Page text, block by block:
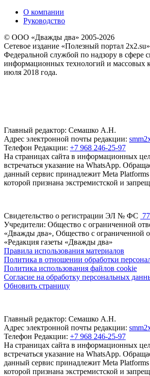
О компании
Руководство
© ООО «Дважды два» 2005-2026
Сетевое издание «Полезный портал
Федеральной службой по надзору в сфере
информационных технологий и массовых
июля 2018 года.
Главный редактор: Семашко А.Н.
Адрес электронной почты редакции:
Телефон Редакции: +7 968 246-25-97
На страницах сайта в информационных
встречаться указание на WhatsApp.
данный сервис принадлежит Meta Platforms
которой признана экстремистской и
Свидетельство о регистрации ЭЛ № ФС
Учредители: Общество с ограниченной
«Дважды два», Общество с ограниченной
«Редакция газеты «Дважды два»
Правила использования материалов
Политика в отношении обработки
Политика использования файлов cookie
Согласие на обработку персональных
Обновить страницу
Главный редактор: Семашко А.Н.
Адрес электронной почты редакции:
Телефон Редакции: +7 968 246-25-97
На страницах сайта в информационных
встречаться указание на WhatsApp.
данный сервис принадлежит Meta Platforms
которой признана экстремистской и